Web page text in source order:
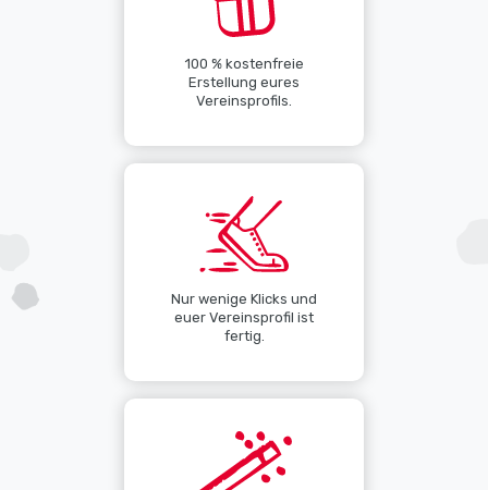
100 % kostenfreie
Erstellung eures
Vereinsprofils.
Nur wenige Klicks und
euer Vereinsprofil ist
fertig.